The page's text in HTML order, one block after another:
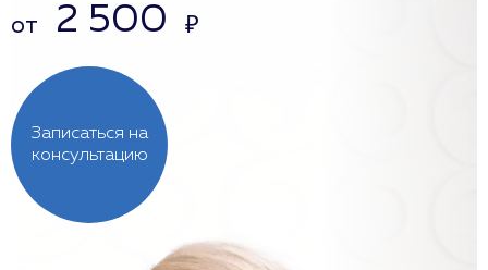
Записаться на
консультацию
от 2 500 ₽